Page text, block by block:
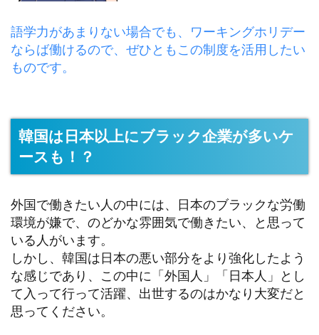
語学力があまりない場合でも、ワーキングホリデー
ならば働けるので、ぜひともこの制度を活用したい
ものです。
韓国は日本以上にブラック企業が多いケ
ースも！？
外国で働きたい人の中には、日本のブラックな労働
環境が嫌で、のどかな雰囲気で働きたい、と思って
いる人がいます。
しかし、韓国は日本の悪い部分をより強化したよう
な感じであり、この中に「外国人」「日本人」とし
て入って行って活躍、出世するのはかなり大変だと
思ってください。